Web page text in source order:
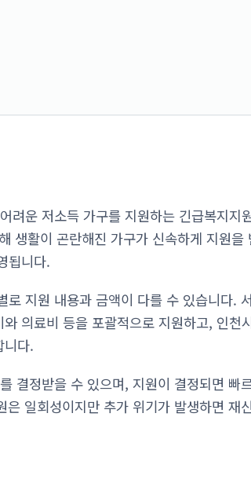
려운 저소득 가구를 지원하는 긴급복지지
생활이 곤란해진 가구가 신속하게 지원을
됩니다.
지원 내용과 금액이 다를 수 있습니다.
의료비 등을 포괄적으로 지원하고, 인천
니다.
결정받을 수 있으며, 지원이 결정되면 빠
일회성이지만 추가 위기가 발생하면 재